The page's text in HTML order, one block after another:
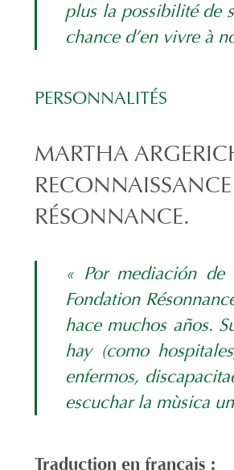
plus la possibilité de
chance d’en vivre à
PERSONNALITÉS
MARTHA
RÉSONNANCE.
« Por mediación
Fondation
hace muchos años.
hay (como
enfermos,
escuchar la mùsica
Traduction en français :